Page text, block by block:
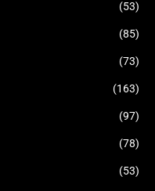
(53)
(85)
(73)
(163)
(97)
(78)
(53)